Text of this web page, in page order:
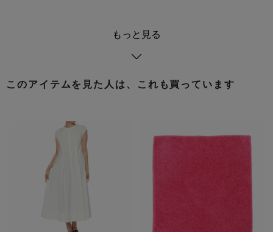
もっと見る
このアイテムを見た人は、これも買っています